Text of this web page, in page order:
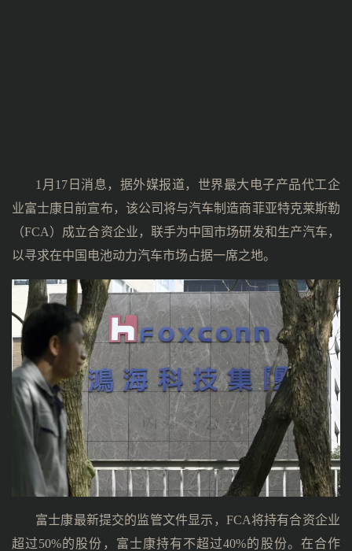
1月17日消息，据外媒报道，世界最大电子产品代工企
业富士康日前宣布，该公司将与汽车制造商菲亚特克莱斯勒
（FCA）成立合资企业，联手为中国市场研发和生产汽车，
以寻求在中国电池动力汽车市场占据一席之地。
富士康最新提交的监管文件显示，FCA将持有合资企业
超过50%的股份，富士康持有不超过40%的股份。在合作